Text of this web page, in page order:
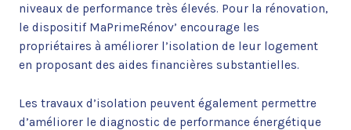
niveaux de performance très élevés. Pour la rénovation,
le dispositif MaPrimeRénov’ encourage les
propriétaires à améliorer l’isolation de leur logement
en proposant des aides financières substantielles.
Les travaux d’isolation peuvent également permettre
d’améliorer le diagnostic de performance énergétique